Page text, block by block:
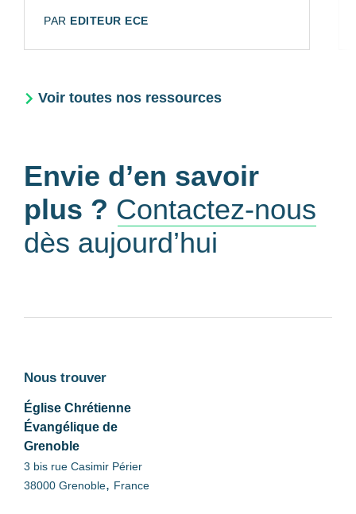
AUTEUR:
PAR EDITEUR ECE
Voir toutes nos ressources
Envie d’en savoir
plus ? Contactez-nous
dès aujourd’hui
Nous trouver
Église Chrétienne
Évangélique de
Grenoble
3 bis rue Casimir Périer
38000 Grenoble, France